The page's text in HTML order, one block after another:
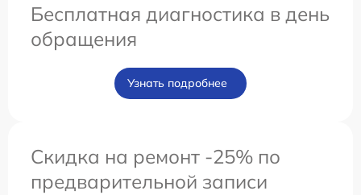
Бесплатная диагностика в день
обращения
Узнать подробнее
Скидка на ремонт -25% по
предварительной записи